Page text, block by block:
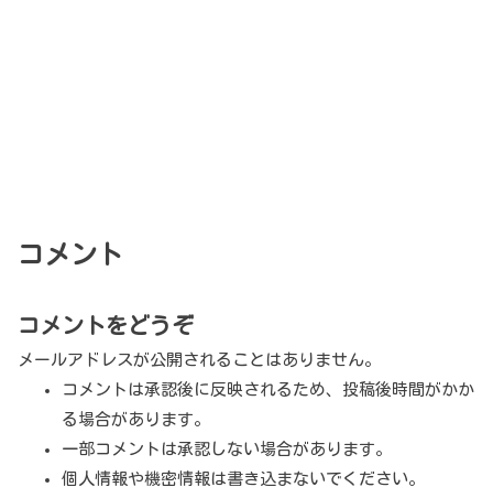
コメント
コメントをどうぞ
メールアドレスが公開されることはありません。
コメントは承認後に反映されるため、投稿後時間がかか
る場合があります。
一部コメントは承認しない場合があります。
個人情報や機密情報は書き込まないでください。